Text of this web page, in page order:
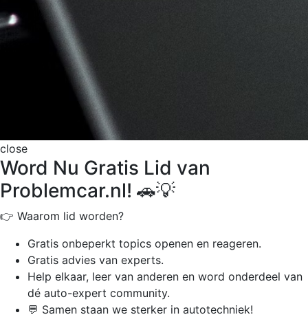
close
Word Nu Gratis Lid van
Problemcar.nl! 🚗💡
👉 Waarom lid worden?
Gratis onbeperkt topics openen en reageren.
Gratis advies van experts.
Help elkaar, leer van anderen en word onderdeel van
dé auto-expert community.
💬 Samen staan we sterker in autotechniek!